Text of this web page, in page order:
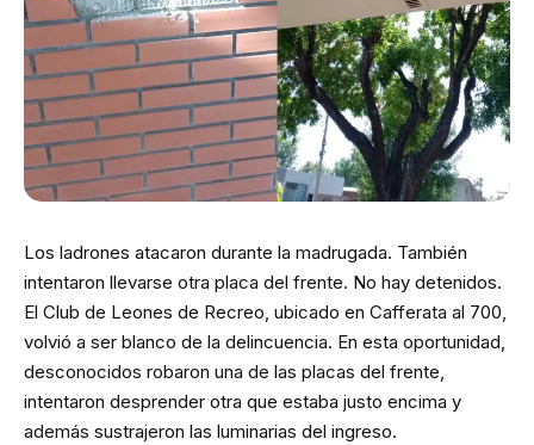
Los ladrones atacaron durante la madrugada. También
intentaron llevarse otra placa del frente. No hay detenidos.
El Club de Leones de Recreo, ubicado en Cafferata al 700,
volvió a ser blanco de la delincuencia. En esta oportunidad,
desconocidos robaron una de las placas del frente,
intentaron desprender otra que estaba justo encima y
además sustrajeron las luminarias del ingreso.